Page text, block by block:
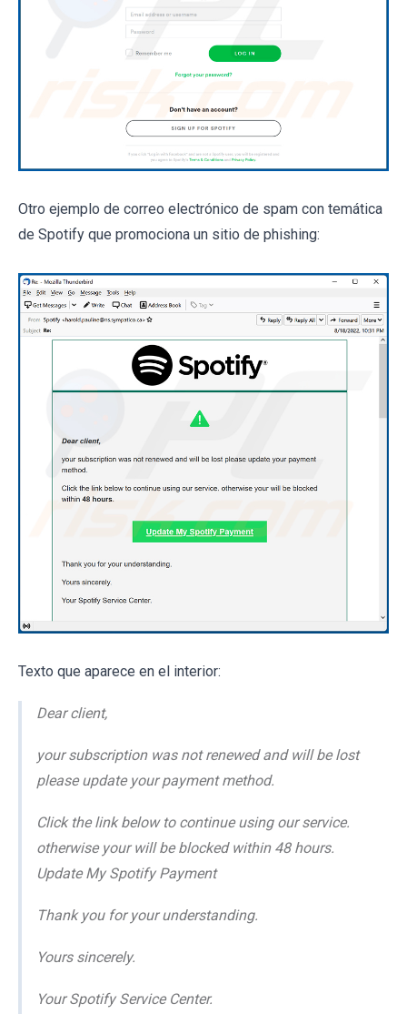
Otro ejemplo de correo electrónico de spam con temática
de Spotify que promociona un sitio de phishing:
Texto que aparece en el interior:
Dear client,
your subscription was not renewed and will be lost
please update your payment method.
Click the link below to continue using our service.
otherwise your will be blocked within 48 hours.
Update My Spotify Payment
Thank you for your understanding.
Yours sincerely.
Your Spotify Service Center.